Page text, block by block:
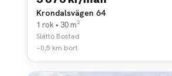
Krondalsvägen 64
1 rok • 30 m²
Slättö Bostad
~0,5 km bort